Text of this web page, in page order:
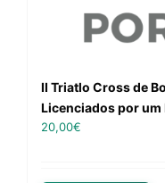
II Triatlo Cross de
Licenciados por um
20,00€